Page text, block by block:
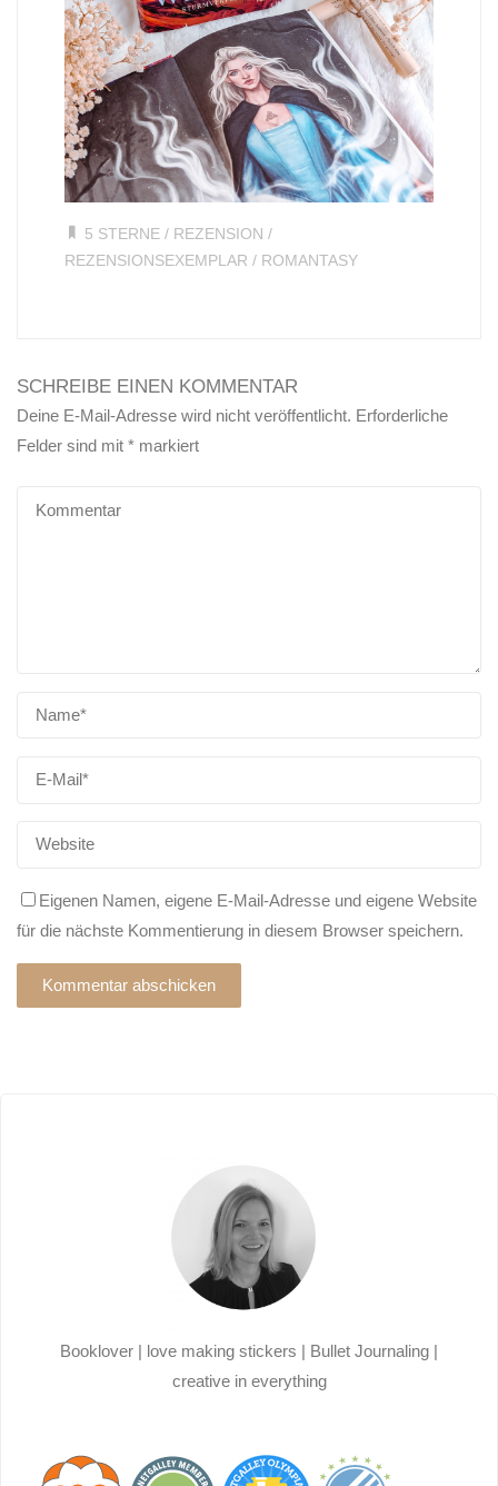
5 STERNE/ REZENSION /
REZENSIONSEXEMPLAR / ROMANTASY
SCHREIBE EINEN KOMMENTAR
Deine E-Mail-Adresse wird nicht veröffentlicht. Erforderliche
Felder sind mit* markiert
Eigenen Namen, eigene E-Mail-Adresse und eigene Website
für die nächste Kommentierung in diesem Browser speichern.
Booklover | love making stickers | Bullet Journaling |
creative in everything